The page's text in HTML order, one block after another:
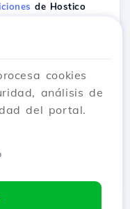
de Hostico
cookies
análisis de
del portal.